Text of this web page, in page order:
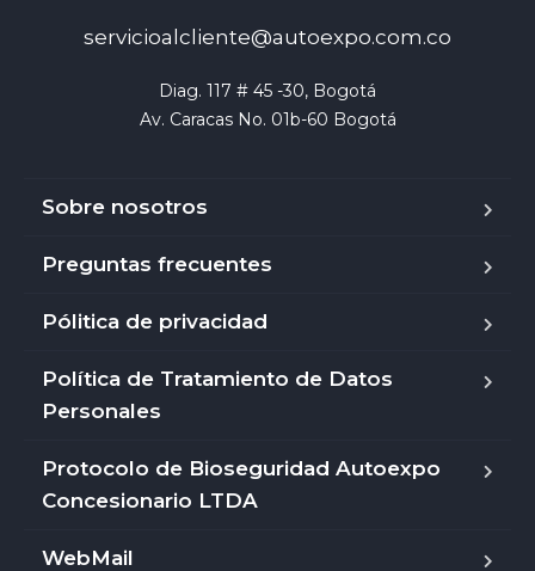
servicioalcliente@autoexpo.com.co
Diag. 117 # 45 -30, Bogotá
Av. Caracas No. 01b-60 Bogotá
Sobre nosotros
Preguntas frecuentes
Pólitica de privacidad
Política de Tratamiento de Datos
Personales
Protocolo de Bioseguridad Autoexpo
Concesionario LTDA
WebMail